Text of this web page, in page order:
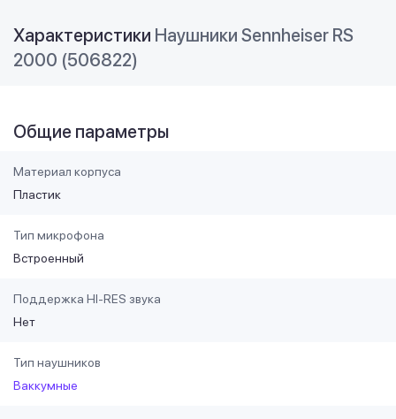
Характеристики Наушники Sennheiser RS
2000 (506822)
Общие параметры
Материал корпуса
Пластик
Тип микрофона
Встроенный
Поддержка HI-RES звука
Нет
Тип наушников
Ваккумные